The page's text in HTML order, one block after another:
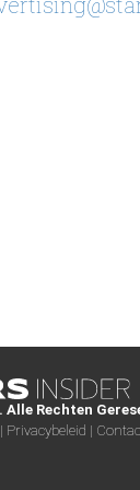
Rechten
Privacybeleid |